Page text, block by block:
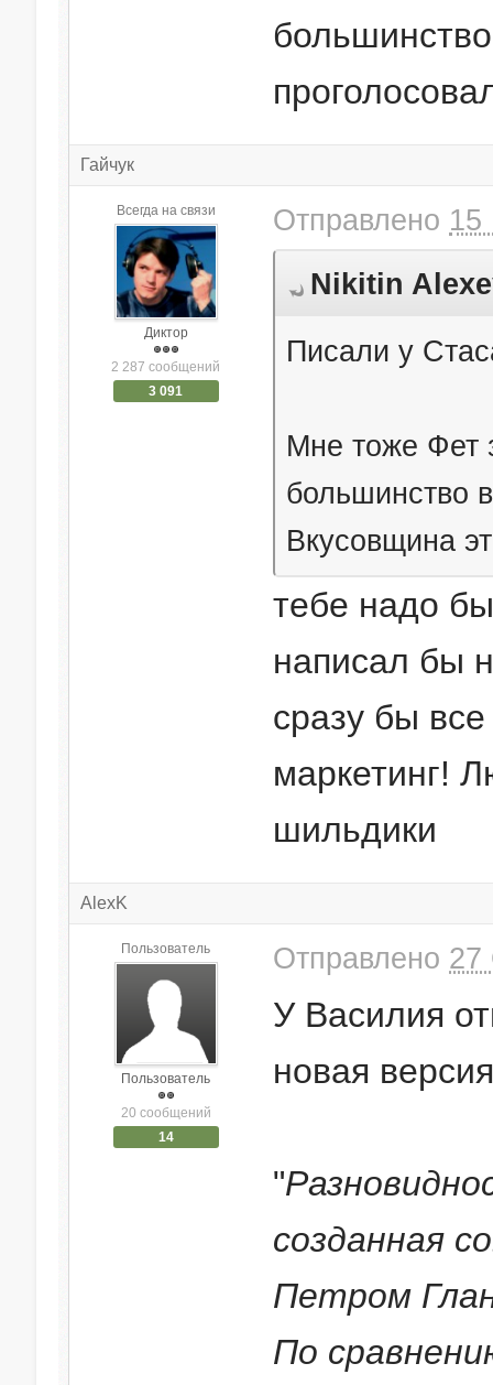
Гайчук
Всегда на связи
Диктор
2 287 сообщений
3 091
Отправлено 15
Nikitin
Писали у
Мне тоже Фет
большинство
Вкусовщина
тебе надо
написал бы
сразу бы
маркетинг!
шильдики
AlexK
Пользователь
Пользователь
20 сообщений
14
Отправлено 27
У Василия
новая
"
созданная
Петром
По